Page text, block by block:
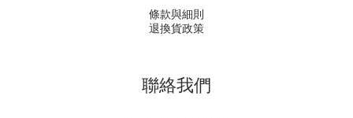
條款與細則
退換貨政策
聯絡我們